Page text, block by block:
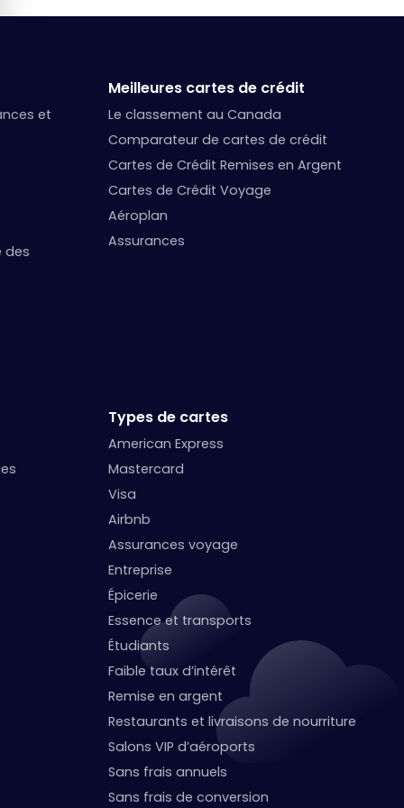
et
des
Meilleures cartes de crédit
Le classement au Canada
Comparateur de cartes de crédit
Cartes de Crédit Remises en Argent
Cartes de Crédit Voyage
Aéroplan
Assurances
Types de cartes
American Express
Mastercard
Visa
Airbnb
Assurances voyage
Entreprise
Épicerie
Essence et transports
Étudiants
Faible taux d’intérêt
Remise en argent
Restaurants et livraisons de nourriture
Salons VIP d’aéroports
Sans frais annuels
Sans frais de conversion